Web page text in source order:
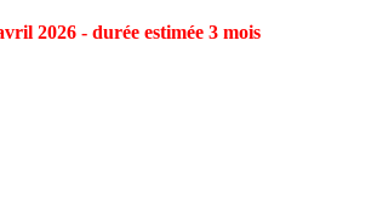
2026 - durée estimée 3 mois